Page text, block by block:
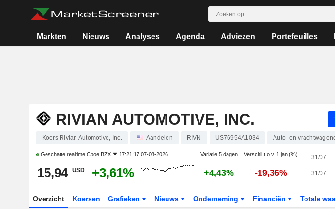
Markten Nieuws Analyses Agenda Adviezen Portefeuilles
RIVIAN AUTOMOTIVE, INC.
Koers Rivian Automotive, Inc. Aandelen RIVN US76954A1034 Auto- en
Geschatte realtime Cboe BZX 17:21:17 07-08-2026 Variatie 5 dagen Verschil t.o.v. 1 jan (%)
15,94 USD +3,61% +4,43% -19,36%
31/07
31/07
Overzicht Koersen Grafieken Nieuws Onderneming Financiën Totale